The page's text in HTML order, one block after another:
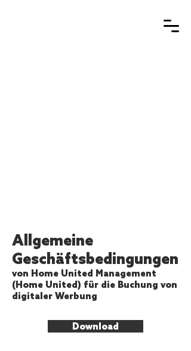
Allgemeine
Geschäftsbedingungen
von Home United Management
(Home United) für die Buchung von
digitaler Werbung
Download